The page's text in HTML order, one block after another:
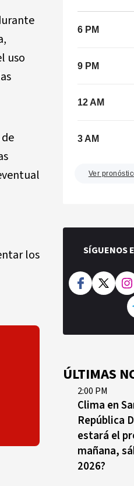
uso
los
6 PM
9 PM
12 AM
3 AM
Ver
SÍGUENOS
ÚLTIMAS
2:00 PM
Clima en
República
estará el
mañana,
2026?